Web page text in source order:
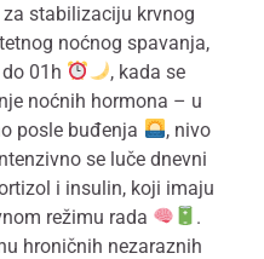
za stabilizaciju krvnog
noćnog spavanja,
01h
, kada se
noćnih hormona – u
posle buđenja
, nivo
se luče dnevni
i insulin, koji imaju
režimu rada
.
hroničnih nezaraznih